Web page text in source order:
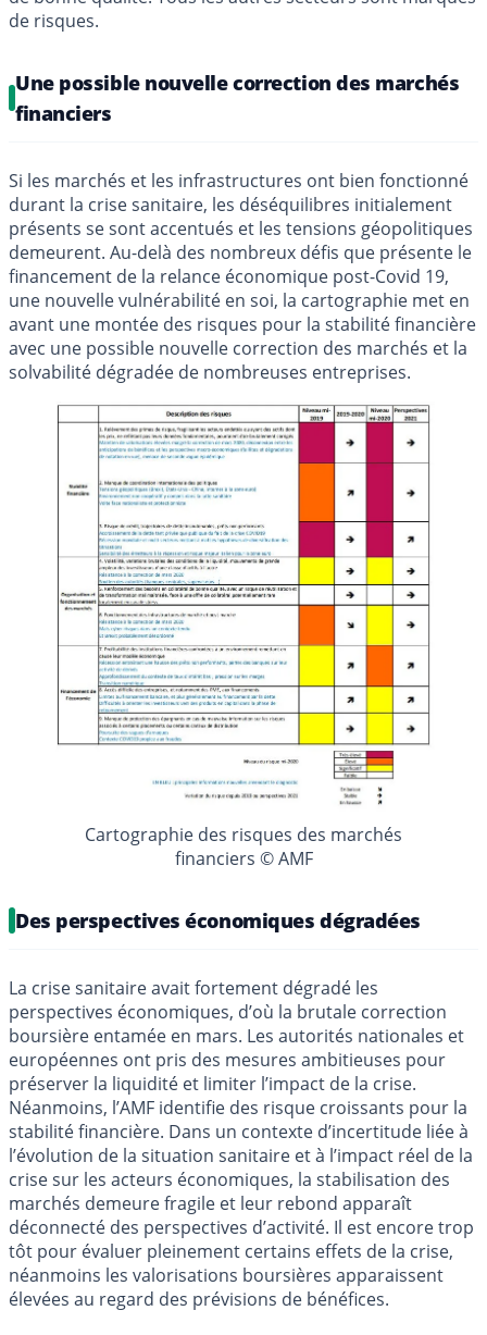
de risques.
Une possible nouvelle correction des marchés
financiers
Si les marchés et les infrastructures ont bien fonctionné
durant la crise sanitaire, les déséquilibres initialement
présents se sont accentués et les tensions géopolitiques
demeurent. Au-delà des nombreux défis que présente le
financement de la relance économique post-Covid 19,
une nouvelle vulnérabilité en soi, la cartographie met en
avant une montée des risques pour la stabilité financière
avec une possible nouvelle correction des marchés et la
solvabilité dégradée de nombreuses entreprises.
Cartographie des risques des marchés
financiers © AMF
Des perspectives économiques dégradées
La crise sanitaire avait fortement dégradé les
perspectives économiques, d’où la brutale correction
boursière entamée en mars. Les autorités nationales et
européennes ont pris des mesures ambitieuses pour
préserver la liquidité et limiter l’impact de la crise.
Néanmoins, l’AMF identifie des risque croissants pour la
stabilité financière. Dans un contexte d’incertitude liée à
l’évolution de la situation sanitaire et à l’impact réel de la
crise sur les acteurs économiques, la stabilisation des
marchés demeure fragile et leur rebond apparaît
déconnecté des perspectives d’activité. Il est encore trop
tôt pour évaluer pleinement certains effets de la crise,
néanmoins les valorisations boursières apparaissent
élevées au regard des prévisions de bénéfices.